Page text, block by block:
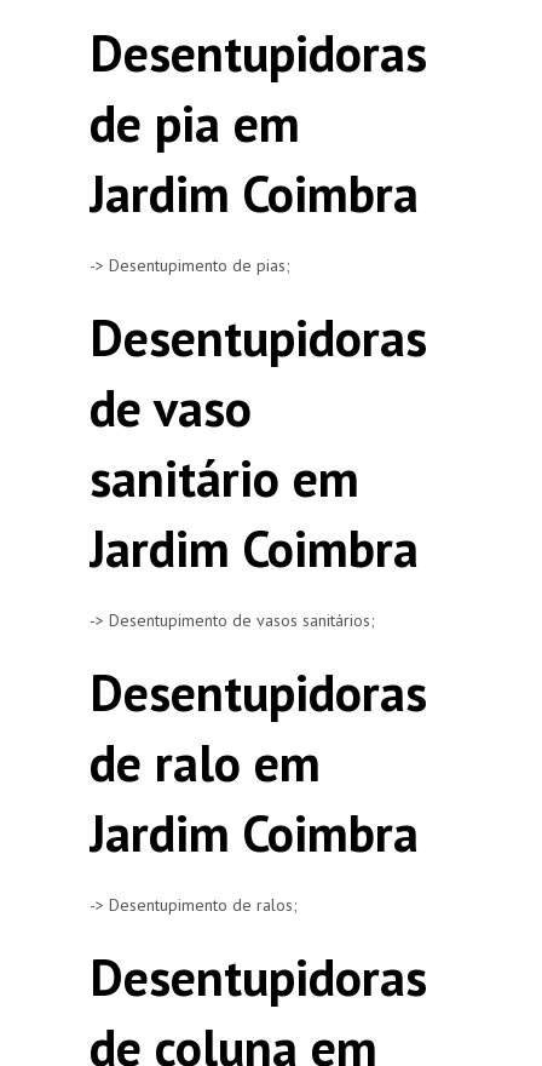
Desentupidoras
de pia em
Jardim Coimbra
-> Desentupimento de pias;
Desentupidoras
de vaso
sanitário em
Jardim Coimbra
-> Desentupimento de vasos sanitários;
Desentupidoras
de ralo em
Jardim Coimbra
-> Desentupimento de ralos;
Desentupidoras
de coluna em